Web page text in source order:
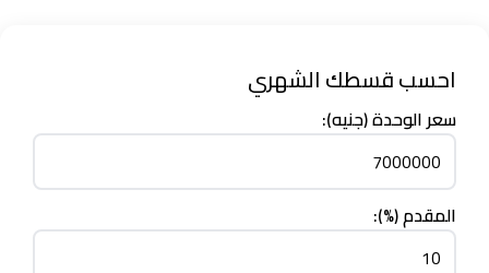
احسب قسطك الشهري
سعر الوحدة (جنيه):
المقدم (%):